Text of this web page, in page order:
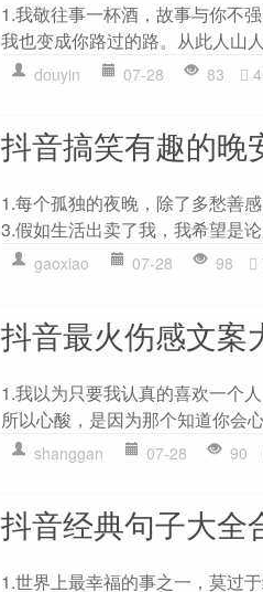
1.我敬往事一杯酒，故事与你不
我也变成你路过的路。从此人山
douyin 07-28 83
抖音搞笑有趣的晚
1.每个孤独的夜晚，除了多愁善
3.假如生活出卖了我，我希望是
gaoxiao 07-28 98
抖音最火伤感文案
1.我以为只要我认真的喜欢一个
所以心酸，是因为那个知道你会
shanggan 07-28 90
抖音经典句子大全
1.世界上最幸福的事之一，莫过